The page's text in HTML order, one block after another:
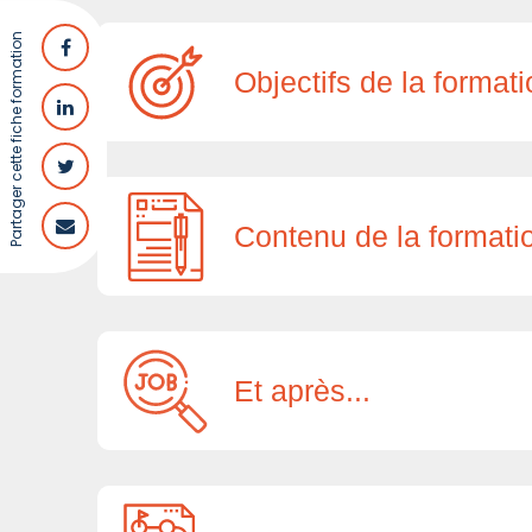
Partager cette fiche formation Objectifs de la
Contenu de la
Et après...